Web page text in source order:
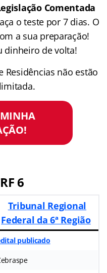
Comentada
o teste por 7 dias. O
a sua preparação!
dinheiro de volta!
Residências não estão
6
Tribunal Regional
Federal da 6ª Região
publicado